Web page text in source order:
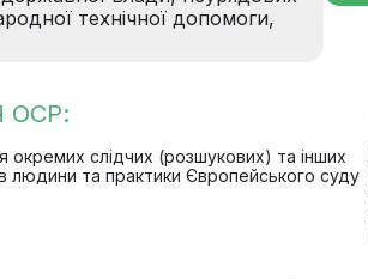
технічної допомоги,
ОСР:
окремих слідчих (розшукових) та інших
людини та практики Європейського суду